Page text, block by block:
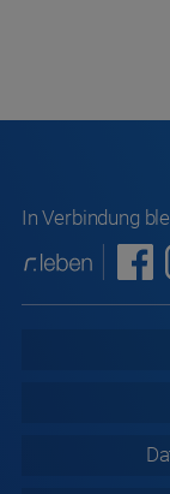
In Verbindung